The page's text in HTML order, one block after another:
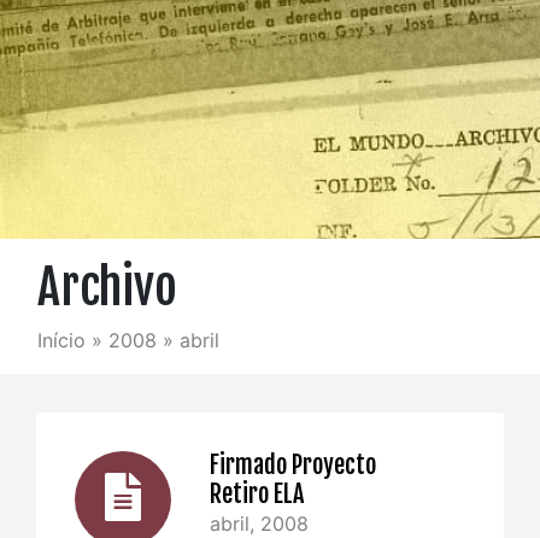
Archivo
Início » 2008 » abril
Firmado Proyecto
Retiro ELA
abril, 2008